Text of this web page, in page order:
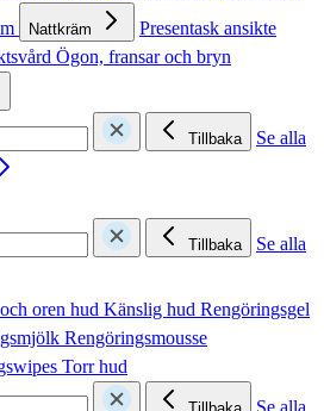
Nattkräm
Presentask ansikte
Ögon, fransar och bryn
Tillbaka
Se alla
Tillbaka
Se alla
oren hud Känslig hud Rengöringsgel
Rengöringsmousse
Torr hud